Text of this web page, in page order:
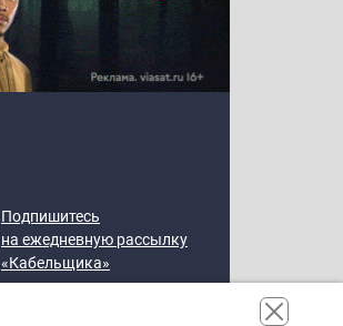
Подпишитесь
на ежедневную рассылку
«Кабельщика»